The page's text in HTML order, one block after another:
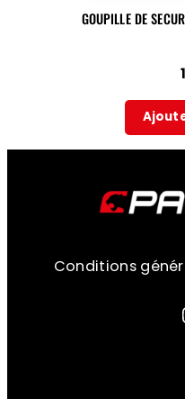
GOUPILLE DE
Conditions